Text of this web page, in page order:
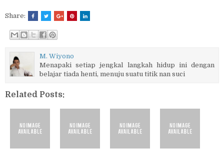
Share:
M. Wiyono
Menapaki setiap jengkal langkah hidup ini dengan
belajar tiada henti, menuju suatu titik nan suci
Related Posts: